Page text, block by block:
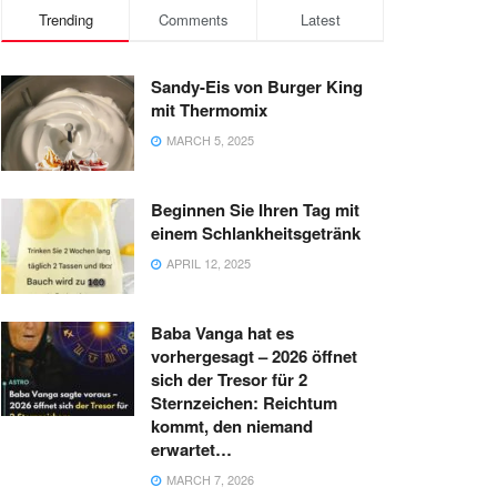
Trending Comments Latest
Sandy-Eis von Burger King
mit Thermomix
MARCH 5, 2025
Beginnen Sie Ihren Tag mit
einem Schlankheitsgetränk
APRIL 12, 2025
Baba Vanga hat es
vorhergesagt – 2026 öffnet
sich der Tresor für 2
Sternzeichen: Reichtum
kommt, den niemand
erwartet…
MARCH 7, 2026